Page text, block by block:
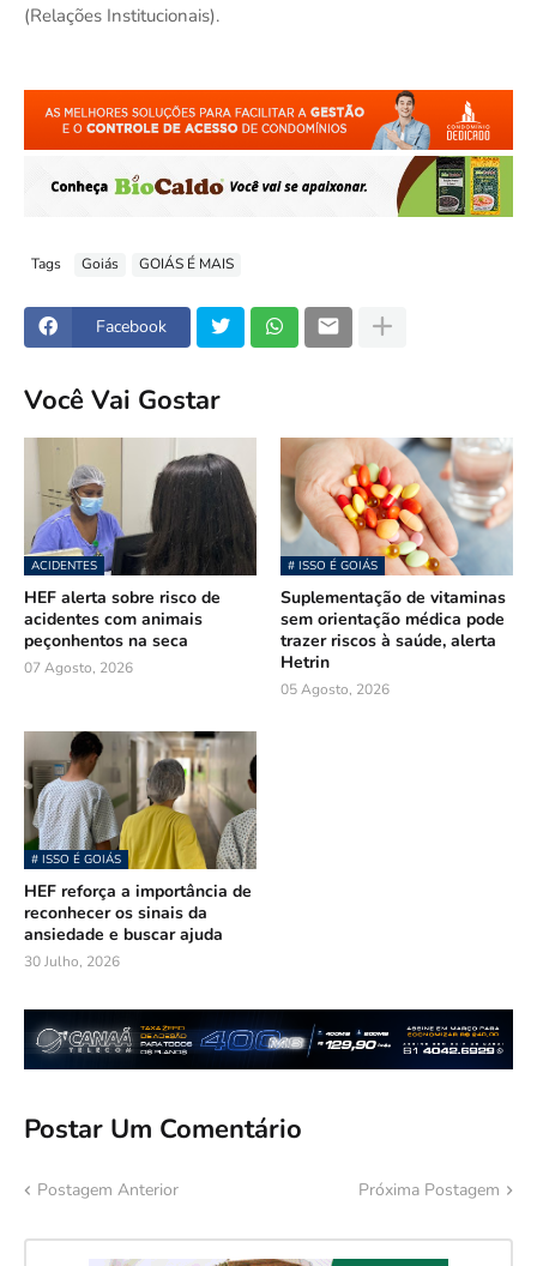
(Relações Institucionais).
Tags Goiás GOIÁS É MAIS
Facebook
Você Vai Gostar
ACIDENTES
HEF alerta sobre risco de
acidentes com animais
peçonhentos na seca
07 Agosto, 2026
# ISSO É GOIÁS
Suplementação de vitaminas
sem orientação médica pode
trazer riscos à saúde, alerta
Hetrin
05 Agosto, 2026
# ISSO É GOIÁS
HEF reforça a importância de
reconhecer os sinais da
ansiedade e buscar ajuda
30 Julho, 2026
Postar Um Comentário
Postagem Anterior Próxima Postagem